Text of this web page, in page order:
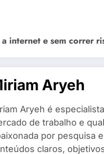
internet e sem correr
Aryeh
Aryeh é
de trabalho e
por pesquisa
claros,